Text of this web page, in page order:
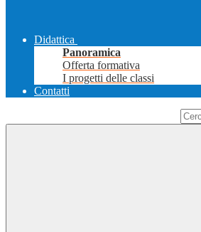
Didattica
Panoramica
Offerta formativa
I progetti delle classi
Contatti